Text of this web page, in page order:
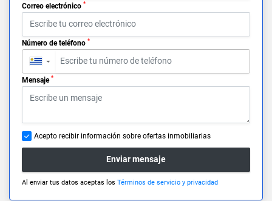
Correo electrónico *
Número de teléfono *
▼
Mensaje *
Acepto recibir información sobre ofertas inmobiliarias
Enviar mensaje
Al enviar tus datos aceptas los Términos de servicio y privacidad